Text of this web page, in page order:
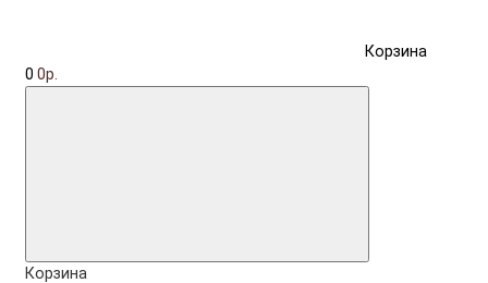
Корзина
0 0р.
Корзина